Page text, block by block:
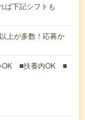
ば下記シフトも
上が多数！応募か
OK ■扶養内OK ■